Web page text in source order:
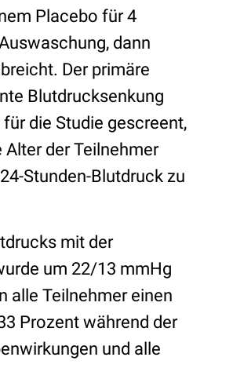
Placebo für 4
dann
Der primäre
Blutdrucksenkung
die Studie gescreent,
der Teilnehmer
Stunden-Blutdruck zu
mit der
um 22/13 mmHg
alle Teilnehmer einen
Prozent während der
und alle